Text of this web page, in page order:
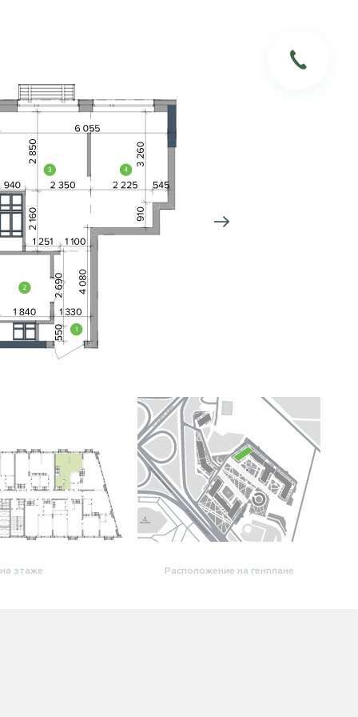
этаже Расположение на генплане